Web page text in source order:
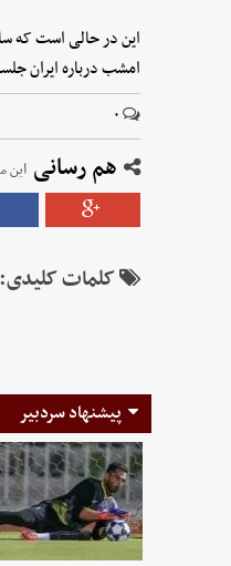
این در حالی است که
امشب درباره ایران
۰
هم رسانی این
کلمات کلیدی:
پیشنهاد سردبیر